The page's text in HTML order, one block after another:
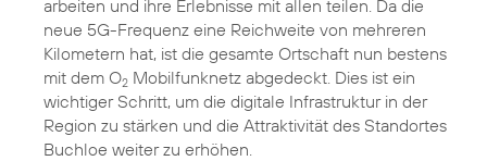
arbeiten und ihre Erlebnisse mit allen teilen. Da die
neue 5G-Frequenz eine Reichweite von mehreren
Kilometern hat, ist die gesamte Ortschaft nun bestens
mit dem O2 Mobilfunknetz abgedeckt. Dies ist ein
wichtiger Schritt, um die digitale Infrastruktur in der
Region zu stärken und die Attraktivität des Standortes
Buchloe weiter zu erhöhen.